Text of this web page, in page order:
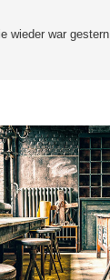
wieder war gestern